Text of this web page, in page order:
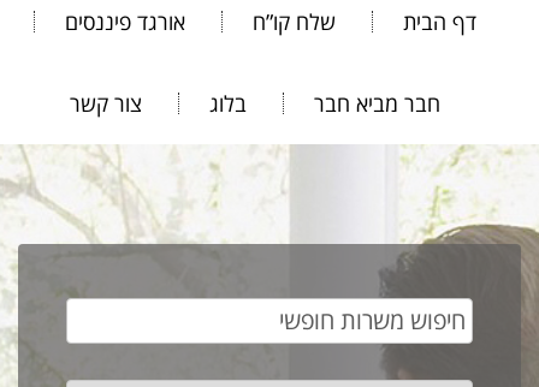
דף הבית שלח קו”ח אורגד פיננסים
חבר מביא חבר בלוג צור קשר